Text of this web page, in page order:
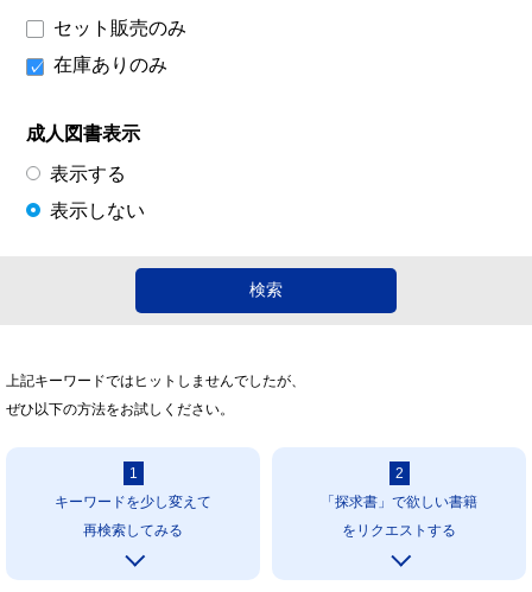
セット販売のみ
在庫ありのみ
成人図書表示
表示する
表示しない
上記キーワードではヒットしませんでしたが、
ぜひ以下の方法をお試しください。
1
キーワードを少し変えて
再検索してみる
2
「探求書」で欲しい書籍
をリクエストする